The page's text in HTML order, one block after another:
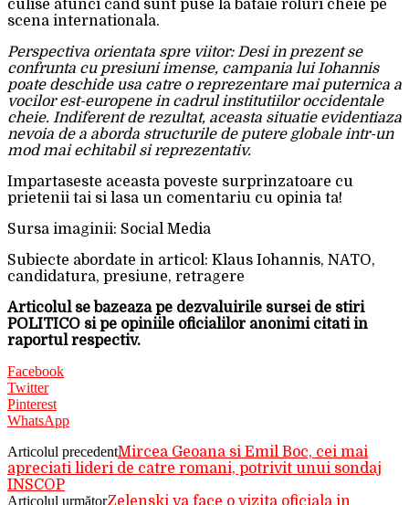
culise atunci cand sunt puse la bataie roluri cheie pe
scena internationala.
Perspectiva orientata spre viitor: Desi in prezent se
confrunta cu presiuni imense, campania lui Iohannis
poate deschide usa catre o reprezentare mai puternica a
vocilor est-europene in cadrul institutiilor occidentale
cheie. Indiferent de rezultat, aceasta situatie evidentiaza
nevoia de a aborda structurile de putere globale intr-un
mod mai echitabil si reprezentativ.
Impartaseste aceasta poveste surprinzatoare cu
prietenii tai si lasa un comentariu cu opinia ta!
Sursa imaginii: Social Media
Subiecte abordate in articol: Klaus Iohannis, NATO,
candidatura, presiune, retragere
Articolul se bazeaza pe dezvaluirile sursei de stiri
POLITICO si pe opiniile oficialilor anonimi citati in
raportul respectiv.
Facebook
Twitter
Pinterest
WhatsApp
Articolul precedentMircea Geoana si Emil Boc, cei mai
apreciati lideri de catre romani, potrivit unui sondaj
INSCOP
Articolul următorZelenski va face o vizita oficiala in